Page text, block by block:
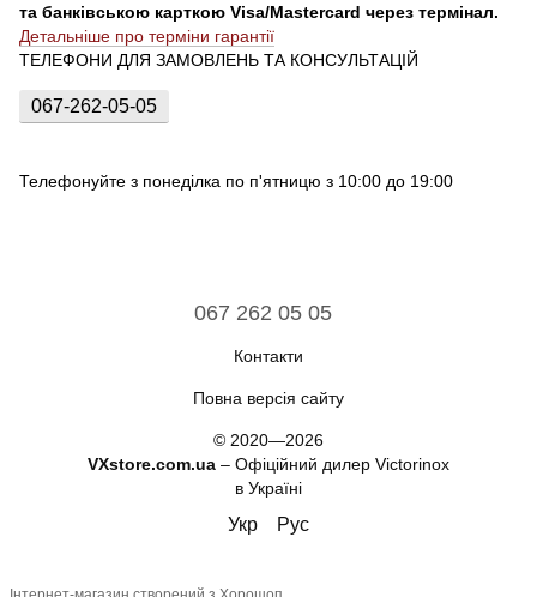
та банківською карткою Visa/Mastercard через термінал.
Детальніше про терміни гарантії
ТЕЛЕФОНИ ДЛЯ ЗАМОВЛЕНЬ ТА КОНСУЛЬТАЦІЙ
067-262-05-05
Телефонуйте з понеділка по п'ятницю з 10:00 до 19:00
067 262 05 05
Контакти
Повна версія сайту
© 2020—2026
VXstore.com.ua – Офіційний дилер Victorinox
в Україні
Укр Рус